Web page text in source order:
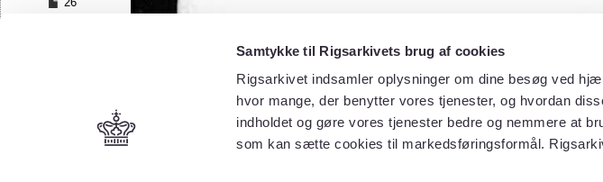
Samtykke til Rigsarkivets brug af cookies
Rigsarkivet indsamler oplysninger om dine besøg ved
hvor mange, der benytter vores tjenester, og hvordan
indholdet og gøre vores tjenester bedre og nemmere at
som kan sætte cookies til markedsføringsformål.